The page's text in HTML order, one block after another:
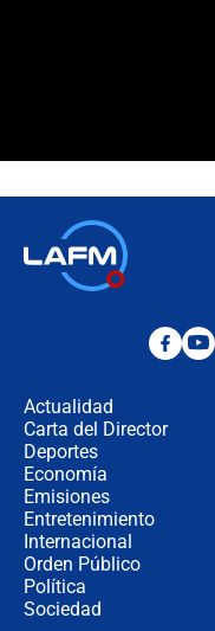
Actualidad
Carta del Director
Deportes
Economía
Emisiones
Entretenimiento
Internacional
Orden Público
Política
Sociedad